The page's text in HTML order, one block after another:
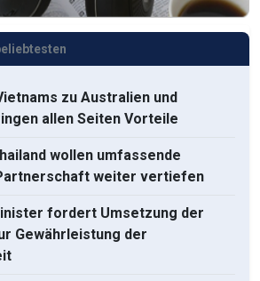
zu Australien und
allen Seiten Vorteile
wollen umfassende
weiter vertiefen
fordert Umsetzung der
Gewährleistung der